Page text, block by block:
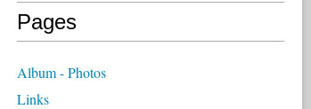
Pages
Album - Photos
Links